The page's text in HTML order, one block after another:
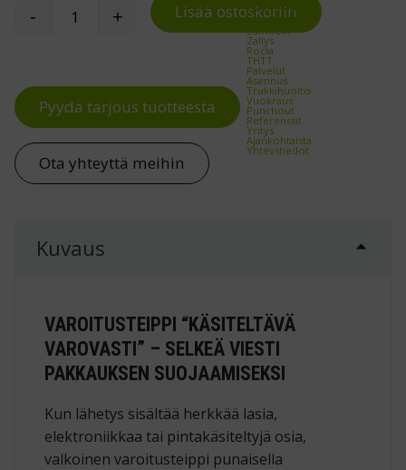
EP-Equipment
Kito Erikkilä
EdmoLift
Zallys
Rocla
THTT
Palvelut
Asennus
Trukkihuolto
Vuokraus
Punchout
Referenssit
Yritys
Ajankohtaista
Yhteystiedot
Varoitusteippi, käsiteltävä varovasti määrä
- + Lisää ostoskoriin
Pyydä tarjous tuotteesta
Ota yhteyttä meihin
Kuvaus
VAROITUSTEIPPI “KÄSITELTÄVÄ
VAROVASTI” – SELKEÄ VIESTI
PAKKAUKSEN SUOJAAMISEKSI
Kun lähetys sisältää herkkää lasia,
elektroniikkaa tai pintakäsiteltyjä osia,
valkoinen varoitusteippi punaisella